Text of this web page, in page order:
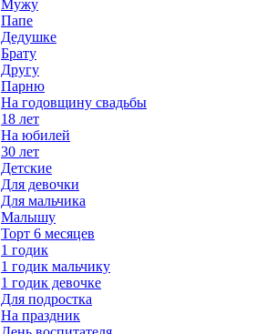
Мужу
Папе
Дедушке
Брату
Другу
Парню
На годовщину свадьбы
18 лет
На юбилей
30 лет
Детские
Для девочки
Для мальчика
Малышу
Торт 6 месяцев
1 годик
1 годик мальчику
1 годик девочке
Для подростка
На праздник